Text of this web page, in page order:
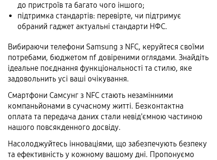
до пристроїв та багато чого іншого;
підтримка стандартів: перевірте, чи підтримує
обраний гаджет актуальні стандарти НФС.
Вибираючи телефони Samsung з NFC, керуйтеся своїми
потребами, бюджетом nf довіреними оглядами. Знайдіть
ідеальне поєднання функціональності та стилю, яке
задовольнить усі ваші очікування.
Смартфони Самсунг з NFC стають незамінними
компаньйонами в сучасному житті. Безконтактна
оплата та передача даних стали невід'ємною частиною
нашого повсякденного досвіду.
Насолоджуйтесь інноваціями, що забезпечують безпеку
та ефективність у кожному вашому дні. Пропонуємо